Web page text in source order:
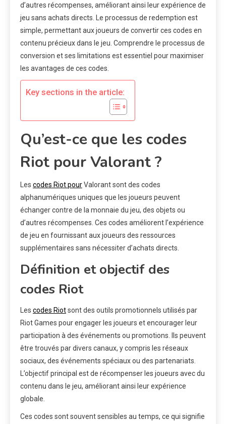
d’autres récompenses, améliorant ainsi leur expérience de
jeu sans achats directs. Le processus de redemption est
simple, permettant aux joueurs de convertir ces codes en
contenu précieux dans le jeu. Comprendre le processus de
conversion et ses limitations est essentiel pour maximiser
les avantages de ces codes.
Key sections in the article:
Qu’est-ce que les codes
Riot pour Valorant ?
Les codes Riot pourValorant sont des codes
alphanumériques uniques que les joueurs peuvent
échanger contre de la monnaie du jeu, des objets ou
d’autres récompenses. Ces codes améliorent l’expérience
de jeu en fournissant aux joueurs des ressources
supplémentaires sans nécessiter d’achats directs.
Définition et objectif des
codes Riot
Les codes Riotsont des outils promotionnels utilisés par
Riot Games pour engager les joueurs et encourager leur
participation à des événements ou promotions. Ils peuvent
être trouvés par divers canaux, y compris les réseaux
sociaux, des événements spéciaux ou des partenariats.
L’objectif principal est de récompenser les joueurs avec du
contenu dans le jeu, améliorant ainsi leur expérience
globale.
Ces codes sont souvent sensibles au temps, ce qui signifie